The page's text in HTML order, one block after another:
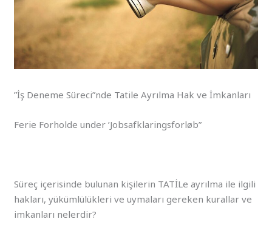
”İş Deneme Süreci”nde Tatile Ayrılma Hak ve İmkanları
Ferie Forholde under ’Jobsafklaringsforløb”
Süreç içerisinde bulunan kişilerin TATİLe ayrılma ile ilgili
hakları, yükümlülükleri ve uymaları gereken kurallar ve
imkanları nelerdir?